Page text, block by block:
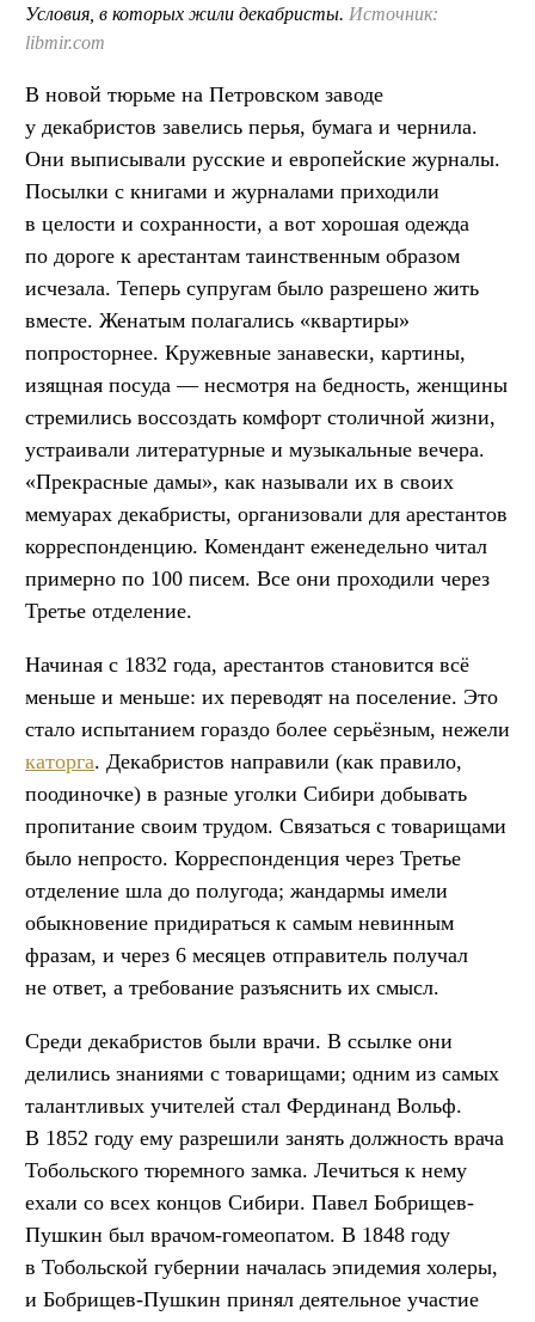
Условия, в которых жили декабристы. Источник:
libmir.com
В новой тюрьме на Петровском заводе
у декабристов завелись перья, бумага и чернила.
Они выписывали русские и европейские журналы.
Посылки с книгами и журналами приходили
в целости и сохранности, а вот хорошая одежда
по дороге к арестантам таинственным образом
исчезала. Теперь супругам было разрешено жить
вместе. Женатым полагались «квартиры»
попросторнее. Кружевные занавески, картины,
изящная посуда — несмотря на бедность, женщины
стремились воссоздать комфорт столичной жизни,
устраивали литературные и музыкальные вечера.
«Прекрасные дамы», как называли их в своих
мемуарах декабристы, организовали для арестантов
корреспонденцию. Комендант еженедельно читал
примерно по 100 писем. Все они проходили через
Третье отделение.
Начиная с 1832 года, арестантов становится всё
меньше и меньше: их переводят на поселение. Это
стало испытанием гораздо более серьёзным, нежели
каторга. Декабристов направили (как правило,
поодиночке) в разные уголки Сибири добывать
пропитание своим трудом. Связаться с товарищами
было непросто. Корреспонденция через Третье
отделение шла до полугода; жандармы имели
обыкновение придираться к самым невинным
фразам, и через 6 месяцев отправитель получал
не ответ, а требование разъяснить их смысл.
Среди декабристов были врачи. В ссылке они
делились знаниями с товарищами; одним из самых
талантливых учителей стал Фердинанд Вольф.
В 1852 году ему разрешили занять должность врача
Тобольского тюремного замка. Лечиться к нему
ехали со всех концов Сибири. Павел Бобрищев-
Пушкин был врачом-гомеопатом. В 1848 году
в Тобольской губернии началась эпидемия холеры,
и Бобрищев-Пушкин принял деятельное участие